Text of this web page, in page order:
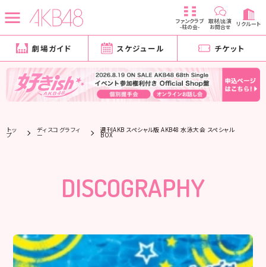
ファンクラブ
-柱の会-
取材/出演
お問合せ リクルート
劇場ガイド スケジュール チケット
トッ
プ
ディスコグラフィ
ー
週刊AKB スペシャル版 AKB48 水泳大会 スペシャル
BOX
DISCOGRAPHY